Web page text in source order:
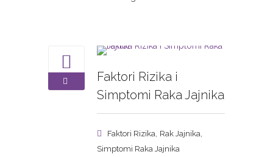
Faktori Rizika i
Simptomi Raka Jajnika
Faktori Rizika Rak Jajnika
Simptomi Raka Jajnika